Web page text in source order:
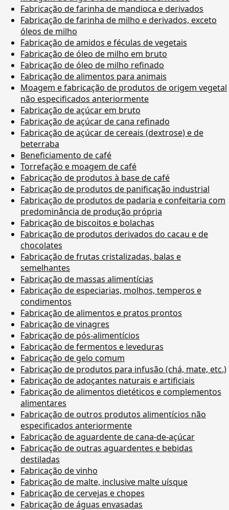
Fabricação de farinha de mandioca e derivados
Fabricação de farinha de milho e derivados, exceto
óleos de milho
Fabricação de amidos e féculas de vegetais
Fabricação de óleo de milho em bruto
Fabricação de óleo de milho refinado
Fabricação de alimentos para animais
Moagem e fabricação de produtos de origem vegetal
não especificados anteriormente
Fabricação de açúcar em bruto
Fabricação de açúcar de cana refinado
Fabricação de açúcar de cereais (dextrose) e de
beterraba
Beneficiamento de café
Torrefação e moagem de café
Fabricação de produtos à base de café
Fabricação de produtos de panificação industrial
Fabricação de produtos de padaria e confeitaria com
predominância de produção própria
Fabricação de biscoitos e bolachas
Fabricação de produtos derivados do cacau e de
chocolates
Fabricação de frutas cristalizadas, balas e
semelhantes
Fabricação de massas alimentícias
Fabricação de especiarias, molhos, temperos e
condimentos
Fabricação de alimentos e pratos prontos
Fabricação de vinagres
Fabricação de pós-alimentícios
Fabricação de fermentos e leveduras
Fabricação de gelo comum
Fabricação de produtos para infusão (chá, mate, etc.)
Fabricação de adoçantes naturais e artificiais
Fabricação de alimentos dietéticos e complementos
alimentares
Fabricação de outros produtos alimentícios não
especificados anteriormente
Fabricação de aguardente de cana-de-açúcar
Fabricação de outras aguardentes e bebidas
destiladas
Fabricação de vinho
Fabricação de malte, inclusive malte uísque
Fabricação de cervejas e chopes
Fabricação de águas envasadas